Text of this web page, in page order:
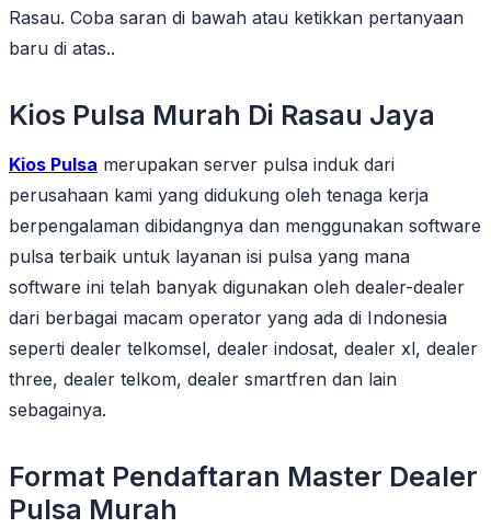
Rasau. Coba saran di bawah atau ketikkan pertanyaan
baru di atas..
Kios Pulsa Murah Di Rasau Jaya
Kios Pulsa merupakan server pulsa induk dari
perusahaan kami yang didukung oleh tenaga kerja
berpengalaman dibidangnya dan menggunakan software
pulsa terbaik untuk layanan isi pulsa yang mana
software ini telah banyak digunakan oleh dealer-dealer
dari berbagai macam operator yang ada di Indonesia
seperti dealer telkomsel, dealer indosat, dealer xl, dealer
three, dealer telkom, dealer smartfren dan lain
sebagainya.
Format Pendaftaran Master Dealer
Pulsa Murah